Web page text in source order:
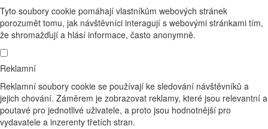
Tyto soubory cookie pomáhají vlastníkům webových stránek
porozumět tomu, jak návštěvníci interagují s webovými stránkami tím,
že shromažďují a hlásí informace, často anonymně.
Reklamní
Reklamní soubory cookie se používají ke sledování návštěvníků a
jejich chování. Záměrem je zobrazovat reklamy, které jsou relevantní a
poutavé pro jednotlivé uživatele, a proto jsou hodnotnější pro
vydavatele a inzerenty třetích stran.